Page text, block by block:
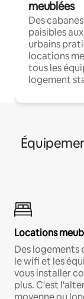
meublées
Des
paisibles
urbains
locations
tous les
logement
Locations
Des logements
le wifi et les
vous installer
plus. C'est